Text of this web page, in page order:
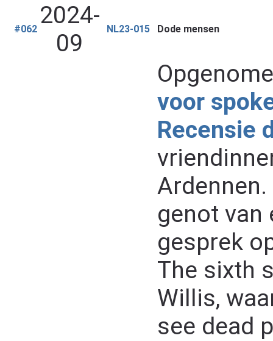
#062 2024-
09
NL23-015 Dode mensen
voor
Recensie
genot van
gesprek
The sixth
Willis,
see dead